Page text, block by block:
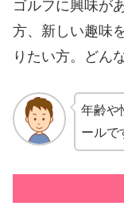
ゴルフに興味が
方、新しい趣味
りたい方。どん
年齢や
ールで